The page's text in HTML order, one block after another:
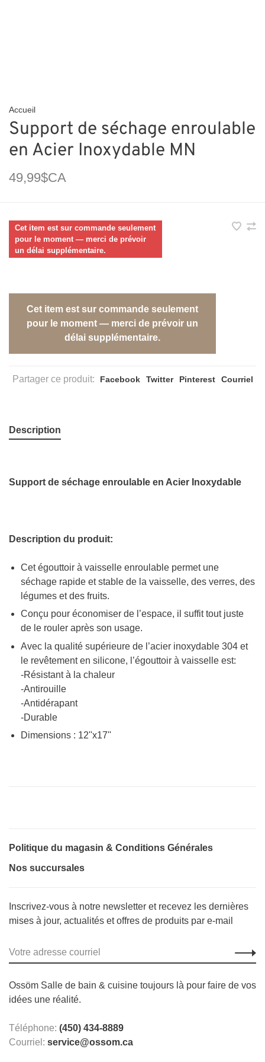
Accueil
Support de séchage enroulable
en Acier Inoxydable MN
49,99$CA
Cet item est sur commande seulement
pour le moment — merci de prévoir
un délai supplémentaire.
Cet item est sur commande seulement
pour le moment — merci de prévoir un
délai supplémentaire.
Partager ce produit: Facebook Twitter Pinterest Courriel
Description
Support de séchage enroulable en Acier Inoxydable
Description du produit:
Cet égouttoir à vaisselle enroulable permet une
séchage rapide et stable de la vaisselle, des verres, des
légumes et des fruits.
Conçu pour économiser de l’espace, il suffit tout juste
de le rouler après son usage.
Avec la qualité supérieure de l’acier inoxydable 304 et
le revêtement en silicone, l’égouttoir à vaisselle est:
-Résistant à la chaleur
-Antirouille
-Antidérapant
-Durable
Dimensions : 12''x17''
Politique du magasin & Conditions Générales
Nos succursales
Inscrivez-vous à notre newsletter et recevez les dernières
mises à jour, actualités et offres de produits par e-mail
Ossöm Salle de bain & cuisine toujours là pour faire de vos
idées une réalité.
Téléphone: (450) 434-8889
Courriel: service@ossom.ca